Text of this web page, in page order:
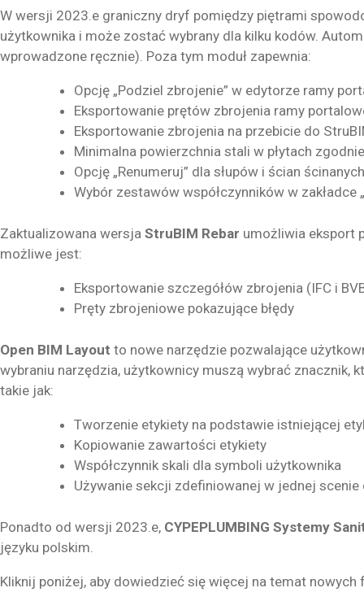
W wersji 2023.e graniczny dryf pomiędzy piętrami
użytkownika i może zostać wybrany dla kilku kodów.
wprowadzone ręcznie). Poza tym moduł zapewnia:
Opcję „Podziel zbrojenie” w edytorze ramy
Eksportowanie prętów zbrojenia ramy
Eksportowanie zbrojenia na przebicie do
Minimalna powierzchnia stali w płytach
Opcję „Renumeruj” dla słupów i ścian ścinanych
Wybór zestawów współczynników w zakładce
Zaktualizowana wersja StruBIM Rebar umożliwia eksport
możliwe jest:
Eksportowanie szczegółów zbrojenia (IFC i
Pręty zbrojeniowe pokazujące błędy
Open BIM Layout to nowe narzędzie pozwalające
wybraniu narzędzia, użytkownicy muszą wybrać znacznik,
takie jak:
Tworzenie etykiety na podstawie istniejącej
Kopiowanie zawartości etykiety
Współczynnik skali dla symboli użytkownika
Używanie sekcji zdefiniowanej w jednej
Ponadto od wersji 2023.e, CYPEPLUMBING Systemy
języku polskim.
Kliknij poniżej, aby dowiedzieć się więcej na temat nowych